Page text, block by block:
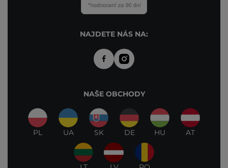
NAJDETE NÁS NA:
NAŠE OBCHODY
PL UA SK DE HU AT